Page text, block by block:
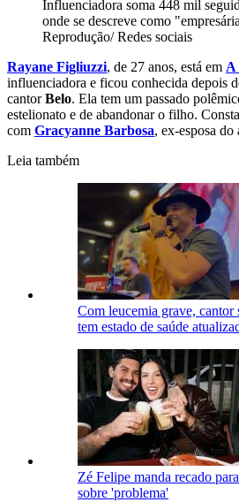
Influenciadora soma 448 mil
onde se descreve como
Reprodução/ Redes sociais
Rayane Figliuzzi, de 27 anos, está em A
influenciadora e ficou conhecida depois
cantorBelo. Ela tem um passado
estelionato e de abandonar o filho.
com Gracyanne Barbosa, ex-esposa do
Leia também
Com leucemia grave, cantor
tem estado de saúde
Zé Felipe manda recado
sobre 'problema'